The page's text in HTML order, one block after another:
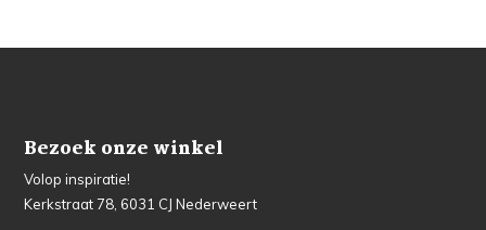
Bezoek onze winkel
Volop inspiratie!
Kerkstraat 78, 6031 CJ Nederweert